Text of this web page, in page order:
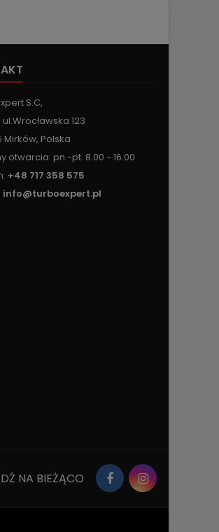
S.C,
123
Mirków, Polska
otwarcia: pn.-pt. 8.00 - 16.00
+48 717 358 575
info@turboexpert.pl
NA BIEŻĄCO